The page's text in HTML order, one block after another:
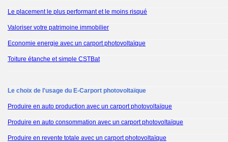
Le placement le plus performant et le moins risqué
Valoriser votre patrimoine immobilier
Economie energie avec un carport photovoltaïque
Toiture étanche et simple CSTBat
Le choix de l'usage du E-Carport photovoltaïque
Produire en auto production avec un carport photovoltaïque
Produire en auto consommation avec un carport photovoltaïque
Produire en revente totale avec un carport photovoltaïque